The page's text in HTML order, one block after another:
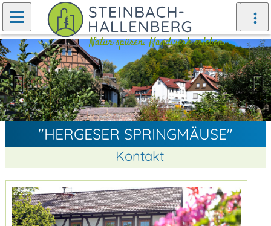
Zurück Weiter
"HERGESER SPRINGMÄUSE"
Kontakt